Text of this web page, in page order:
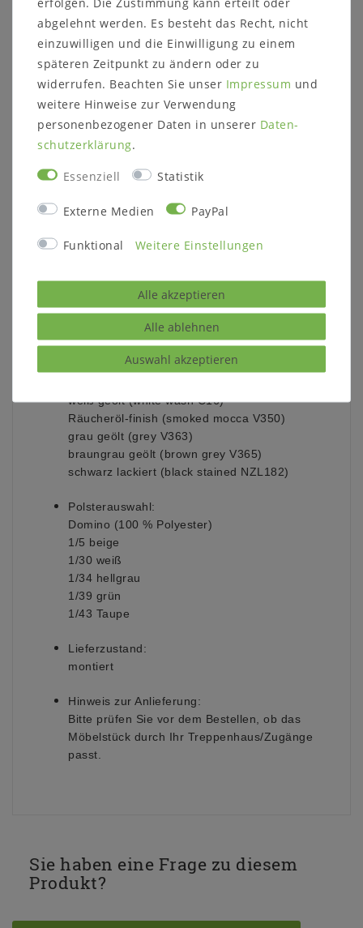
Maße:
Breite: 58 cm
Höhe: 83 cm
Tiefe: 60 cm
Sitzhöhe: 46 cm
Details:
mit Stoffpolster
Weitere Informationen zum Programm:
Holzart:
Massivholz ist ein organisches Material, das
Farbveränderungen und Rissbildungen
entstehen, verstärkt durch Sonneneinstrahlung
oder starke Lichtquellen.
Oberfläche: wahlweise
weiß geölt (white wash C16)
Räucheröl-finish (smoked mocca V350)
grau geölt (grey V363)
braungrau geölt (brown grey V365)
schwarz lackiert (black stained NZL182)
Polsterauswahl:
Domino (100 % Polyester)
1/5 beige
1/30 weiß
1/34 hellgrau
1/39 grün
1/43 Taupe
Lieferzustand:
montiert
Hinweis zur Anlieferung:
Bitte prüfen Sie vor dem Bestellen, ob das
Möbelstück durch Ihr Treppenhaus/Zugänge
passt.
Sie haben eine Frage zu diesem
Produkt?
abgelehnt werden. Es besteht das Recht, nicht
einzuwilligen und die Einwilligung zu einem
späteren Zeitpunkt zu ändern oder zu
widerrufen. Beachten Sie unser Impressum und
weitere Hinweise zur Verwendung
personenbezogener Daten in unserer Daten­
schutz­erklärung.
Essenziell Statistik
Externe Medien PayPal
Funktional Weitere Einstellungen
Alle akzeptieren
Alle ablehnen
Auswahl akzeptieren